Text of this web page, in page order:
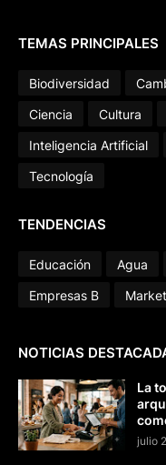
TEMAS PRINCIPALES
Biodiversidad
Ciencia
Cultura
Inteligencia Artificial
Tecnología
TENDENCIAS
Educación Agua
Empresas B
NOTICIAS
La
julio